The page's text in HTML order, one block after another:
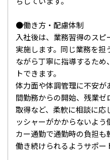
●働き方・配慮体制
入社後は、業務習得のスピ
実施します。同じ業務を
ながら丁寧に指導するた
トできます。
体力面や体調管理に不安
間勤務からの開始、残業
取得など、柔軟に相談に応
ッシャーがかからないよ
カー通勤で通勤時の負担
働き続けられるようサポー